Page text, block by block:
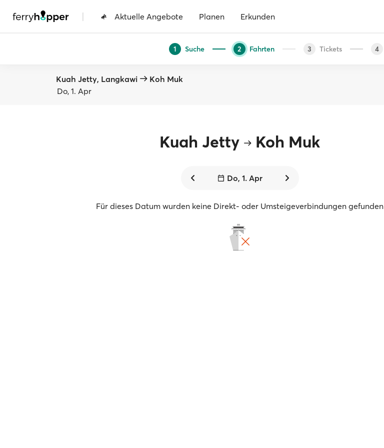
| Aktuelle Angebote Planen Erkunden
1 Suche 2 Fahrten 3 Tickets 4
Kuah Jetty, Langkawi
Koh Muk
Do, 1. Apr
Kuah Jetty Koh Muk
Do, 1. Apr
Für dieses Datum wurden keine Direkt- oder Umsteigeverbindungen gefunden